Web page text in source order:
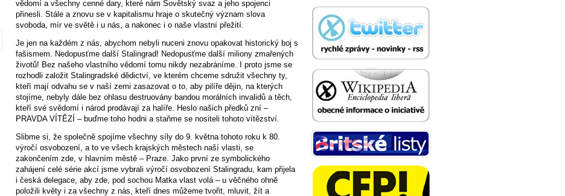
vědomí a všechny cenné dary, které nám Sovětský svaz a jeho spojenci
přinesli. Stále a znovu se v kapitalismu hraje o skutečný význam slova
svoboda, mír ve světě i u nás, a nakonec i o naše vlastní přežití.
Je jen na každém z nás, abychom nebyli nuceni znovu opakovat historický boj s
fašismem. Nedopusťme další Stalingrad! Nedopusťme další miliony zmařených
životů! Bez našeho vlastního vědomí tomu nikdy nezabráníme. I proto jsme se
rozhodli založit Stalingradské dědictví, ve kterém chceme sdružit všechny ty,
kteří mají odvahu se v naší zemi zasazovat o to, aby pilíře dějin, na kterých
stojíme, nebyly dále bez ohlasu destruovány bandou morálních invalidů a těch,
kteří své svědomí i národ prodávají za halíře. Heslo našich předků zní –
PRAVDA VÍTĚZÍ – buďme toho hodni a staňme se nositeli tohoto vítězství.
Slibme si, že společně spojíme všechny síly do 9. května tohoto roku k 80.
výročí osvobození, a to ve všech krajských městech naší vlasti, se
zakončením zde, v hlavním městě – Praze. Jako první ze symbolického
zahájení celé série akcí jsme vybrali výročí osvobození Stalingradu, kam přijela
i česká delegace, aby zde, pod sochou Matka vlast volá – u věčného ohně
položili květy i za všechny z nás, kteří dnes můžeme tvořit, mluvit, žít a